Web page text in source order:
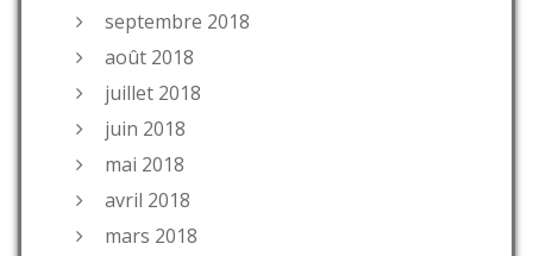
septembre 2018
août 2018
juillet 2018
juin 2018
mai 2018
avril 2018
mars 2018